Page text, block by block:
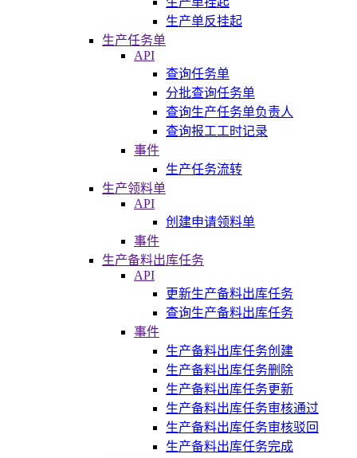
生产单反挂起
生产任务单
API
查询任务单
分批查询任务单
查询生产任务单负责人
查询报工工时记录
事件
生产任务流转
生产领料单
API
创建申请领料单
事件
生产备料出库任务
API
更新生产备料出库任务
查询生产备料出库任务
事件
生产备料出库任务创建
生产备料出库任务删除
生产备料出库任务更新
生产备料出库任务审核通过
生产备料出库任务审核驳回
生产备料出库任务完成